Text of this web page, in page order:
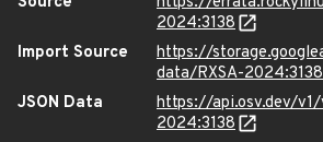
2024:3138
Import Source
https://
data/RXSA-
JSON Data
https://api.osv.dev/
2024:3138